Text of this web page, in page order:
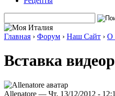
Главная › Форум › Наш Сайт › О
Вставка
Allenatore — Чт, 13/12/2012 -